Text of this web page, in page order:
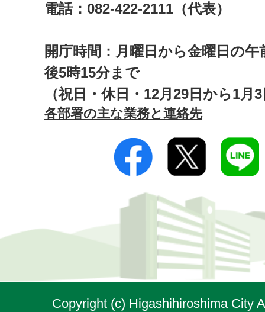
電話：082-422-2111（代表）
開庁時間：月曜日から金曜日の午
後5時15分まで
（祝日・休日・12月29日から1月
各部署の主な業務と連絡先
Copyright (c) Higashihiroshima City